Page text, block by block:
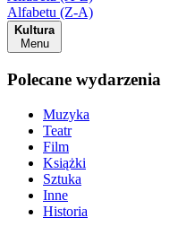
Alfabetu (Z-A)
Kultura
Menu
Polecane wydarzenia
Muzyka
Teatr
Film
Książki
Sztuka
Inne
Historia